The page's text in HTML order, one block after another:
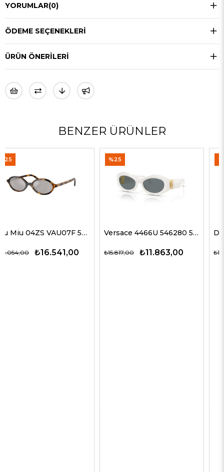
YORUMLAR(0)
ÖDEME SEÇENEKLERI
ÜRÜN ÖNERILERI
BENZER ÜRÜNLER
Versace 4466U 546280 54 G Kadın Güneş Gözlükleri
₺11.863,00
₺15.817,00
Dolce Gabbana 4469 501/87 59 G Kadın Güneş Gözlükleri
₺12.563,00
₺19.327,00